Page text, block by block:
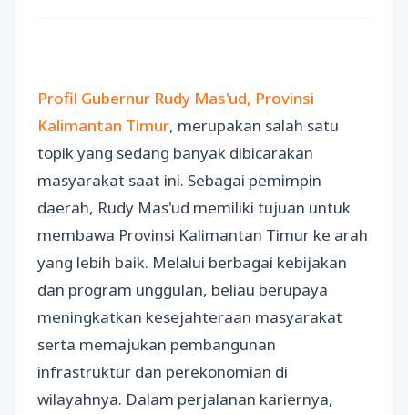
Profil Gubernur Rudy Mas'ud, Provinsi
Kalimantan Timur, merupakan salah satu
topik yang sedang banyak dibicarakan
masyarakat saat ini. Sebagai pemimpin
daerah, Rudy Mas'ud memiliki tujuan untuk
membawa Provinsi Kalimantan Timur ke arah
yang lebih baik. Melalui berbagai kebijakan
dan program unggulan, beliau berupaya
meningkatkan kesejahteraan masyarakat
serta memajukan pembangunan
infrastruktur dan perekonomian di
wilayahnya. Dalam perjalanan kariernya,